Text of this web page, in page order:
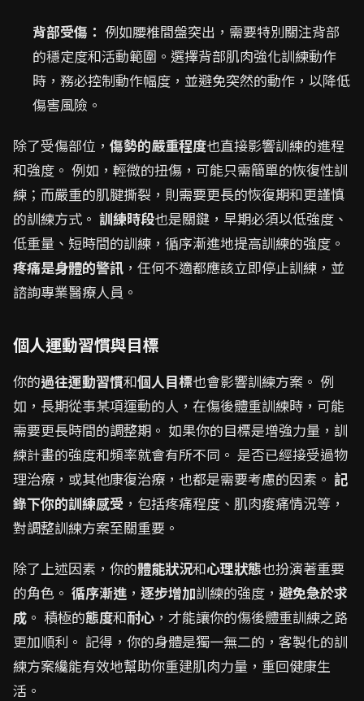
背部受傷： 例如腰椎間盤突出，需要特別關注背部
的穩定度和活動範圍。選擇背部肌肉強化訓練動作
時，務必控制動作幅度，並避免突然的動作，以降低
傷害風險。
除了受傷部位， 傷勢的嚴重程度也直接影響訓練的進程
和強度。 例如，輕微的扭傷，可能只需簡單的恢復性訓
練；而嚴重的肌腱撕裂，則需要更長的恢復期和更謹慎
的訓練方式。 訓練時段也是關鍵，早期必須以低強度、
低重量、短時間的訓練，循序漸進地提高訓練的強度。
疼痛是身體的警訊 ，任何不適都應該立即停止訓練，並
諮詢專業醫療人員。
個人運動習慣與目標
你的過往運動習慣和個人目標也會影響訓練方案。 例
如，長期從事某項運動的人，在傷後體重訓練時，可能
需要更長時間的調整期。 如果你的目標是增強力量，訓
練計畫的強度和頻率就會有所不同。 是否已經接受過物
理治療，或其他康復治療，也都是需要考慮的因素。 記
錄下你的訓練感受 ，包括疼痛程度、肌肉痠痛情況等，
對調整訓練方案至關重要。
除了上述因素，你的體能狀況和心理狀態也扮演著重要
的角色。 循序漸進 ， 逐步增加訓練的強度， 避免急於求
成 。 積極的態度和耐心 ，才能讓你的傷後體重訓練之路
更加順利。 記得，你的身體是獨一無二的，客製化的訓
練方案纔能有效地幫助你重建肌肉力量，重回健康生
活。